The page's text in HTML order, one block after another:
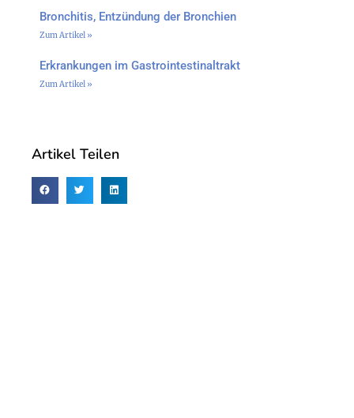
Bronchitis, Entzündung der Bronchien
Zum Artikel »
Erkrankungen im Gastrointestinaltrakt
Zum Artikel »
Artikel Teilen